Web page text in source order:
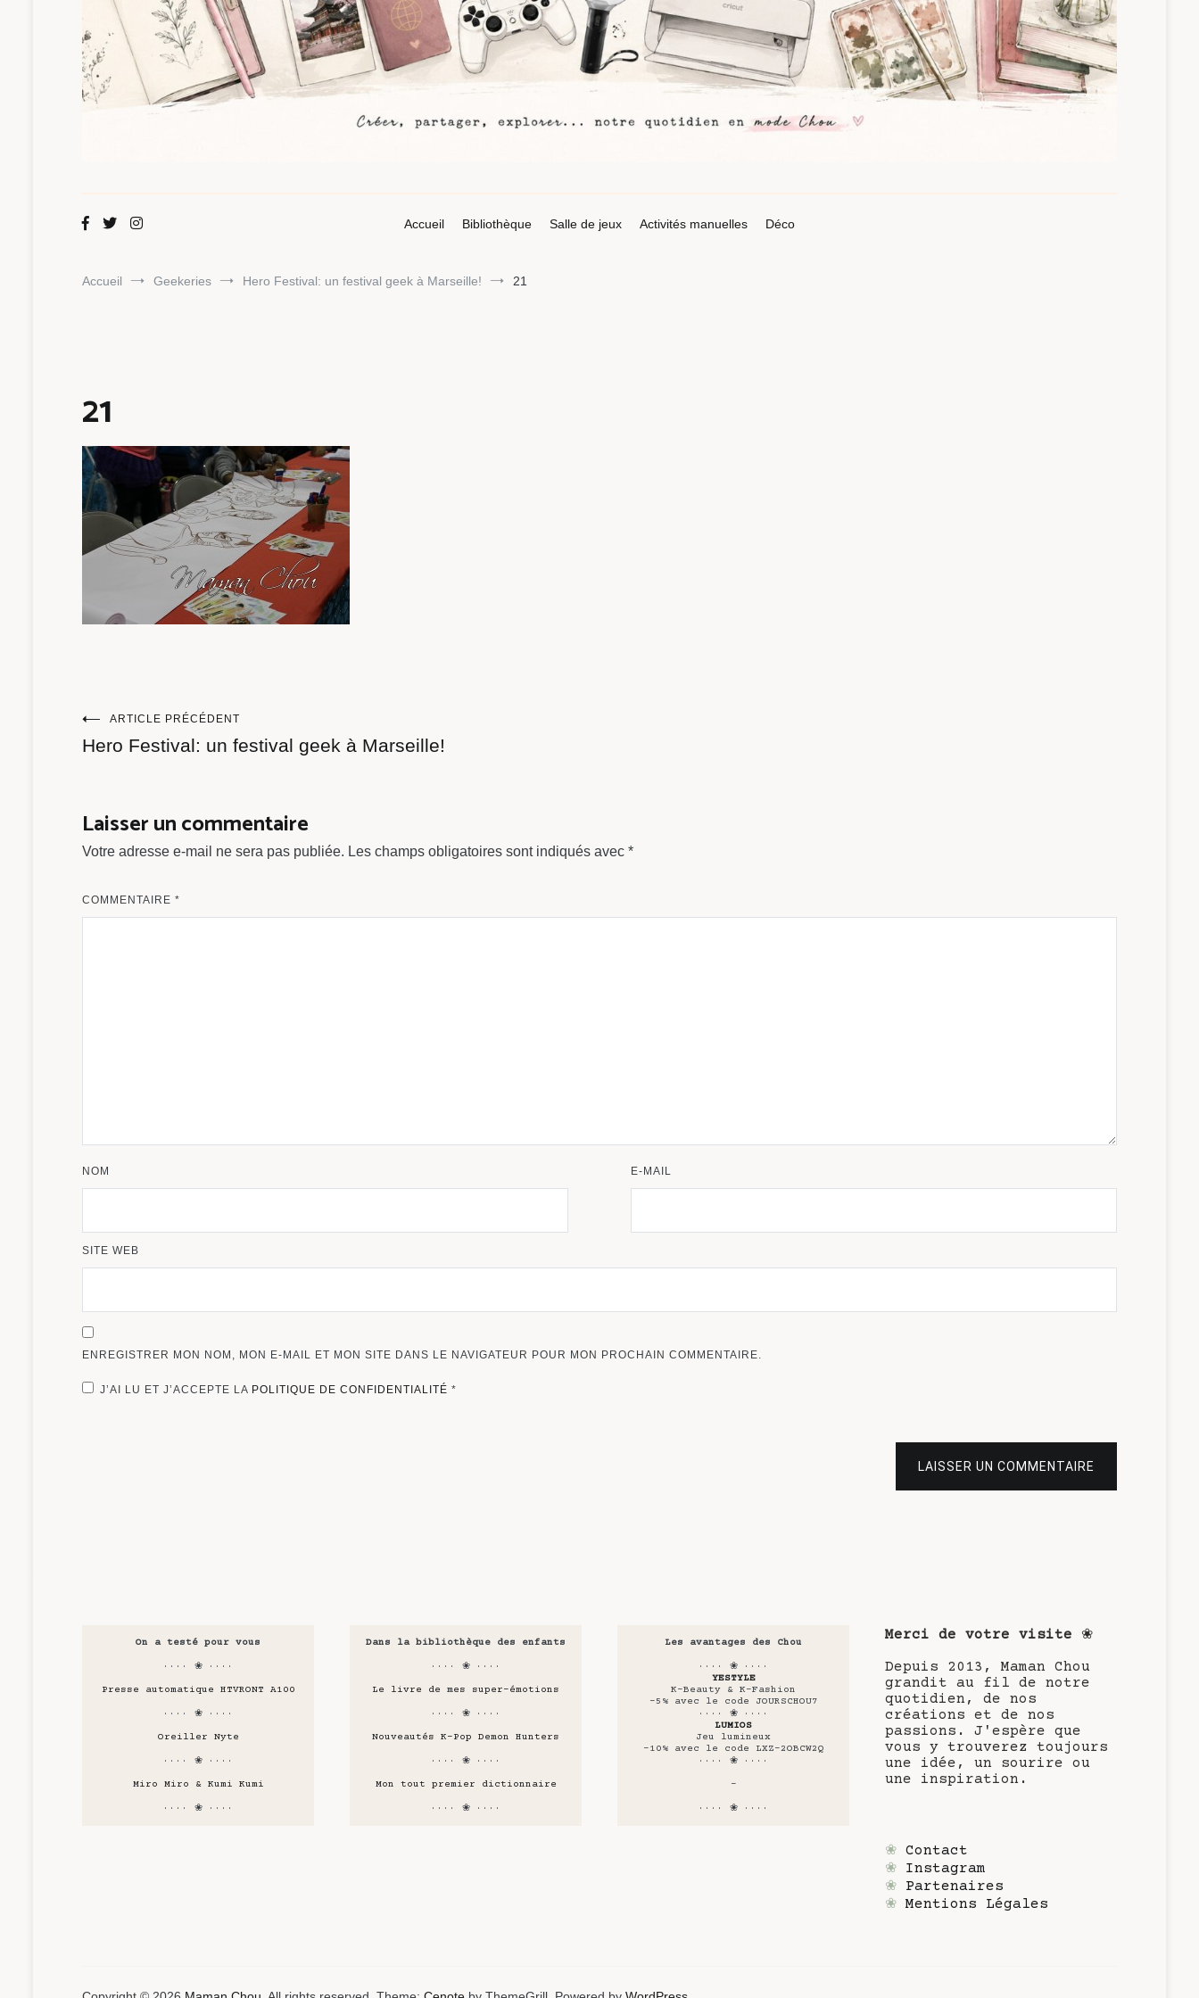
Maman Chou
Accueil
Bibliothèque Salle de jeux Activités manuelles Déco
Accueil Geekeries Hero Festival: un festival geek à Marseille! 21
21
Navigation
l’article
ARTICLE PRÉCÉDENT
Hero Festival: un festival geek à Marseille!
Laisser un commentaire
Votre adresse e-mail ne sera pas publiée. Les champs obligatoires sont indiqués avec *
COMMENTAIRE *
NOM E-MAIL
SITE WEB
ENREGISTRER MON NOM, MON E-MAIL ET MON SITE DANS LE NAVIGATEUR POUR MON PROCHAIN COMMENTAIRE.
J’AI LU ET J’ACCEPTE LA POLITIQUE DE CONFIDENTIALITÉ *
LAISSER UN COMMENTAIRE
On a testé pour vous
···· ❀ ····
Presse automatique HTVRONT A100
···· ❀ ····
Oreiller Nyte
···· ❀ ····
Miro Miro & Kumi Kumi
···· ❀ ····
Dans la bibliothèque des enfants
···· ❀ ····
Le livre de mes super-émotions
···· ❀ ····
Nouveautés K-Pop Demon Hunters
···· ❀ ····
Mon tout premier dictionnaire
···· ❀ ····
Les avantages des Chou
···· ❀ ····
YESTYLE
K-Beauty & K-Fashion
-5% avec le code JOURSCHOU7
···· ❀ ····
LUMIOS
Jeu lumineux
-10% avec le code LXZ-2OBCW2Q
···· ❀ ····
-
···· ❀ ····
Merci de votre visite ❀
Depuis 2013, Maman Chou
grandit au fil de notre
quotidien, de nos
créations et de nos
passions. J'espère que
vous y trouverez toujours
une idée, un sourire ou
une inspiration.
❀ Contact
❀ Instagram
❀ Partenaires
❀ Mentions Légales